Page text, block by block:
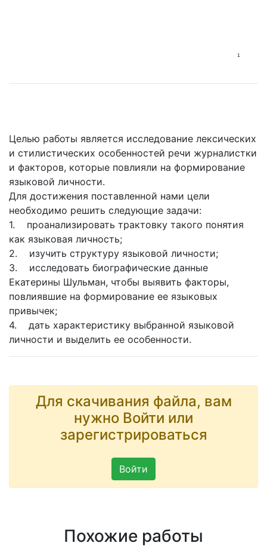
Целью работы является исследование лексических
и стилистических особенностей речи журналистки
и факторов, которые повлияли на формирование
языковой личности.
Для достижения поставленной нами цели
необходимо решить следующие задачи:
1. проанализировать трактовку такого понятия
как языковая личность;
2. изучить структуру языковой личности;
3. исследовать биографические данные
Екатерины Шульман, чтобы выявить факторы,
повлиявшие на формирование ее языковых
привычек;
4. дать характеристику выбранной языковой
личности и выделить ее особенности.
Для скачивания файла, вам
нужно Войти или
зарегистрироваться
Войти
Похожие работы